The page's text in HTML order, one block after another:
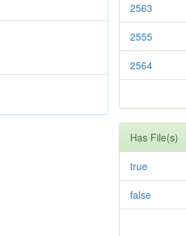
2563
2555
2564
Has File(s)
true
false